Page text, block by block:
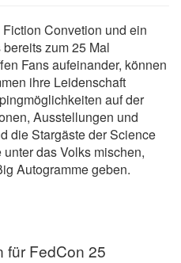
Convetion und ein
zum 25 Mal
Fans aufeinander, können
ihre Leidenschaft
auf der
Ausstellungen und
die Stargäste der Science
das Volks mischen,
Autogramme geben.
für FedCon 25